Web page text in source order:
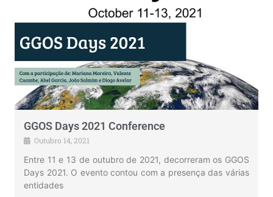
GGOS Days 2021 Conference
Outubro 14, 2021
Entre 11 e 13 de outubro de 2021, decorreram os GGOS
Days 2021. O evento contou com a presença das várias
entidades